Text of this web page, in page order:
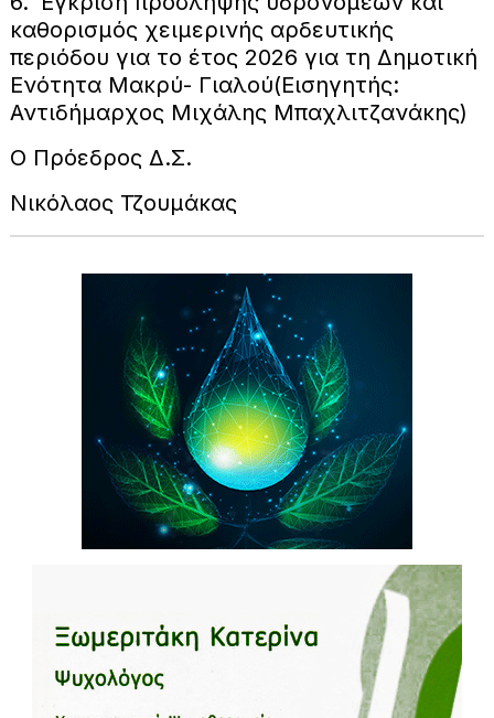
καθορισμός χειμερινής αρδευτικής
περιόδου για το έτος 2026 για τη Δημοτική
Ενότητα Μακρύ- Γιαλού(Εισηγητής:
Αντιδήμαρχος Μιχάλης Μπαχλιτζανάκης)
Ο Πρόεδρος Δ.Σ.
Νικόλαος Τζουμάκας